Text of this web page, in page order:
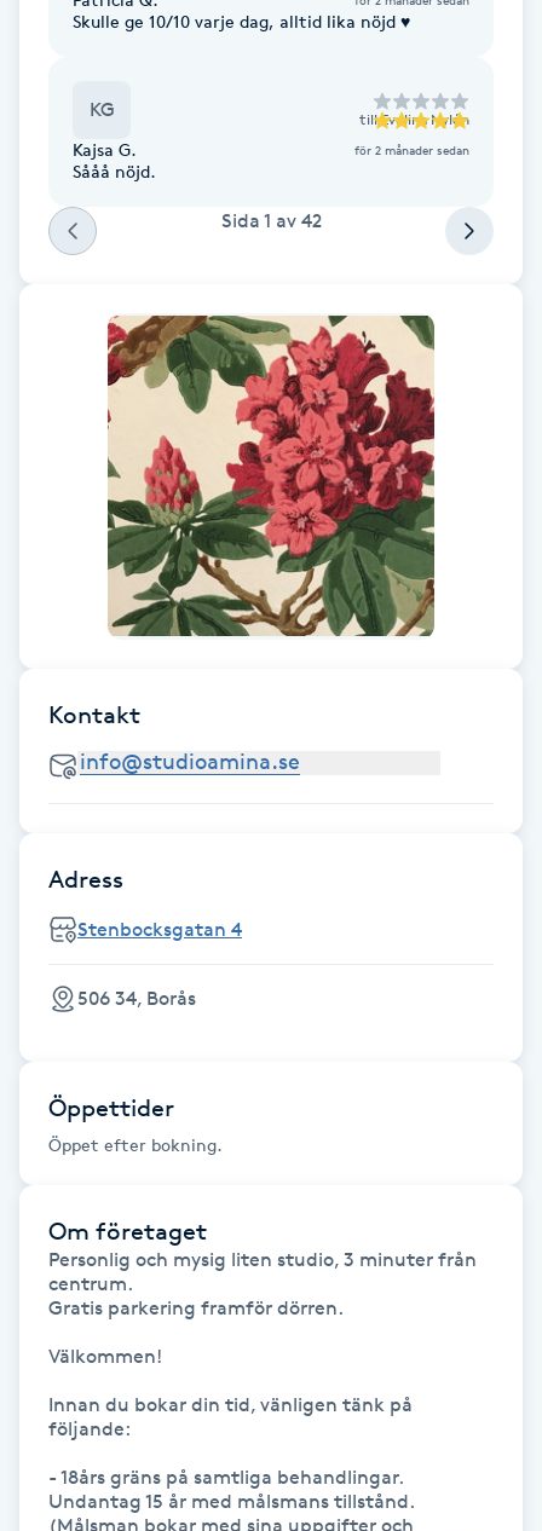
Fotsvamp
Fransar
Fransborttagning
Fransfärgning
Fransförlängning
Fransförlängning Megavolym
Fransförlängning Volym
Fransk manikyr
Fransrengöring
Frekvensterapi
Friskvård
Friskvårdsmassage
Funktionsanalys
Föning
Gelenaglar
Gellack med förstärkning
Gravidmassage
Skulle ge 10/10 varje dag, alltid lika nöjd ♥️
KG till Evelina Nylén
Kajsa G. för 2 månader sedan
Sååå nöjd.
Sida 1 av 42
Kontakt
Adress
Stenbocksgatan 4
506 34, Borås
Öppettider
Öppet efter bokning.
Om företaget
Personlig och mysig liten studio, 3 minuter från
centrum.
Gratis parkering framför dörren.
Välkommen!
Innan du bokar din tid, vänligen tänk på
följande:
- 18års gräns på samtliga behandlingar.
Undantag 15 år med målsmans tillstånd.
(Målsman bokar med sina uppgifter och